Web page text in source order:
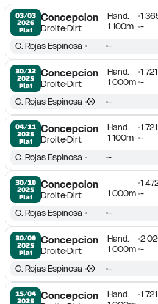
03/03
2026
Plat
Concepcion
DroiteDirt
Hand.
1
1 100m
-
C. Rojas Espinosa -
30/12
2025
Plat
Concepcion
DroiteDirt
Hand.
1
1 000m -
C. Rojas Espinosa -
04/11
2025
Plat
Concepcion
DroiteDirt
Hand.
1
1 100m
-
C. Rojas Espinosa -
30/10
2025
Plat
Concepcion
DroiteDirt
1
1 000m -
C. Rojas Espinosa -
30/09
2025
Plat
Concepcion
DroiteDirt
Hand.
2
1 000m -
C. Rojas Espinosa -
15/04
2025
Concepcion Hand.
1